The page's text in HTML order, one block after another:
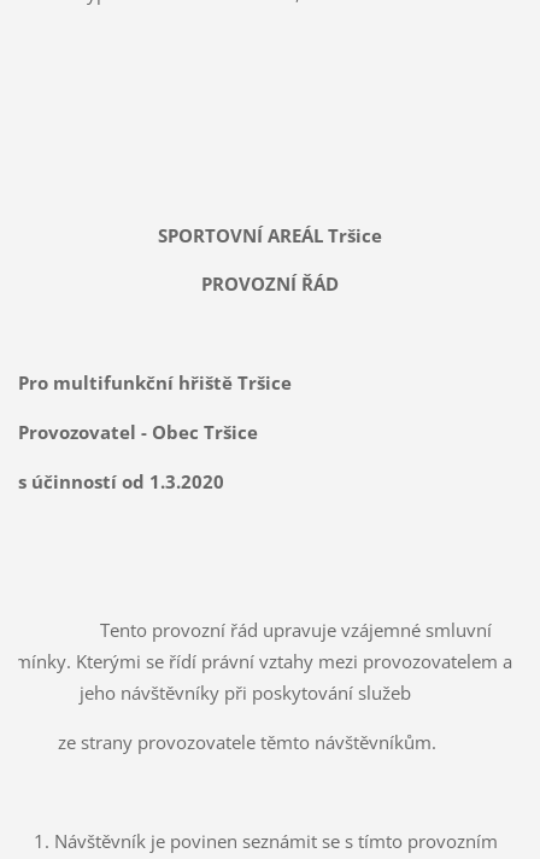
SPORTOVNÍ AREÁL Tršice
PROVOZNÍ ŘÁD
Pro multifunkční hřiště Tršice
Provozovatel - Obec Tršice
s účinností od 1.3.2020
T Tento provozní řád upravuje vzájemné smluvní
Kterými se řídí právní vztahy mezi provozovatelem a
jeho návštěvníky při poskytování služeb
ze strany provozovatele těmto návštěvníkům.
Návštěvník je povinen seznámit se s tímto provozním